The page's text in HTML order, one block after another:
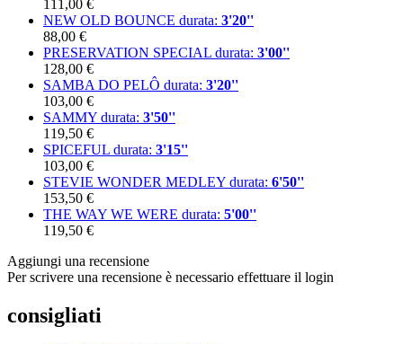
111,00 €
NEW OLD BOUNCE durata: 3'20''
88,00 €
PRESERVATION SPECIAL durata: 3'00''
128,00 €
SAMBA DO PELÔ durata: 3'20''
103,00 €
SAMMY durata: 3'50''
119,50 €
SPICEFUL durata: 3'15''
103,00 €
STEVIE WONDER MEDLEY durata: 6'50''
153,50 €
THE WAY WE WERE durata: 5'00''
119,50 €
Aggiungi una recensione
Per scrivere una recensione è necessario effettuare il login
consigliati